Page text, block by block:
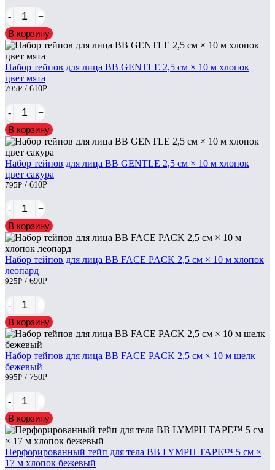
-
+
В корзину
Набор тейпов для лица BB GENTLE 2,5 см × 10 м хлопок
цвет мята
795Р / 610Р
-
+
В корзину
Набор тейпов для лица BB GENTLE 2,5 см × 10 м хлопок
цвет сакура
795Р / 610Р
-
+
В корзину
Набор тейпов для лица BB FACE PACK 2,5 см × 10 м хлопок
леопард
925Р / 690Р
-
+
В корзину
Набор тейпов для лица BB FACE PACK 2,5 см × 10 м шелк
бежевый
995Р / 750Р
-
+
В корзину
Перфорированный тейп для тела BB LYMPH TAPE™ 5 см ×
17 м хлопок бежевый